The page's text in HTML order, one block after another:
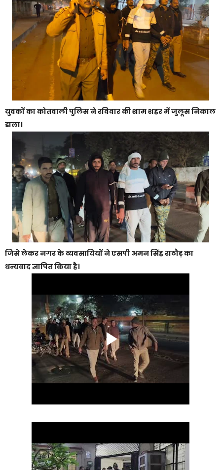
युवकों का कोतवाली पुलिस ने रविवार की शाम शहर में जुलूस निकाल
डाला।
जिसे लेकर नगर के व्यवसायियों ने एसपी अमन सिंह राठौड़ का
धन्यवाद ज्ञापित किया है।